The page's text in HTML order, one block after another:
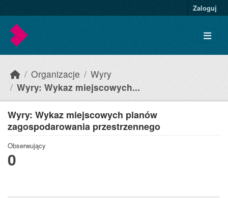
Zaloguj
Organizacje
Wyry
Wyry: Wykaz miejscowych...
Wyry: Wykaz miejscowych planów
zagospodarowania przestrzennego
Obserwujący
0